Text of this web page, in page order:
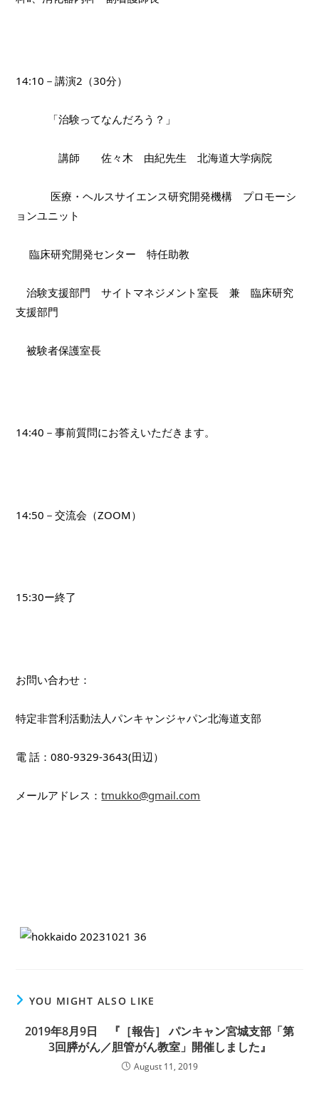
14:10－講演2（30分）
「治験ってなんだろう？」
講師　　佐々木　由紀先生　北海道大学病院
医療・ヘルスサイエンス研究開発機構　プロモーシ
ョンユニット
臨床研究開発センター　特任助教
治験支援部門　サイトマネジメント室長　兼　臨床研究
支援部門
被験者保護室長
14:40－事前質問にお答えいただきます。
14:50－交流会（ZOOM）
15:30ー終了
お問い合わせ：
特定非営利活動法人パンキャンジャパン北海道支部
電 話：080-9329-3643(田辺）
メールアドレス：tmukko@gmail.com
YOU MIGHT ALSO LIKE
2019年8月9日 『［報告］ パンキャン宮城支部「第
3回膵がん／胆管がん教室」開催しました』
August 11, 2019